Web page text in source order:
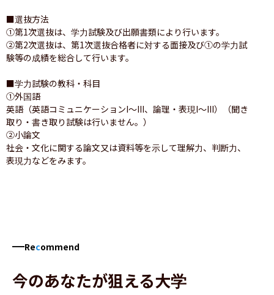
■選抜方法
①第1次選抜は、学力試験及び出願書類により行います。
②第2次選抜は、第1次選抜合格者に対する面接及び①の学力試
験等の成績を総合して行います。
■学力試験の教科・科目
①外国語
英語（英語コミュニケーションI〜III、論理・表現I〜III）（聞き
取り・書き取り試験は行いません。）
②小論文
社会・文化に関する論文又は資料等を示して理解力、判断力、
表現力などをみます。
Recommend
今のあなたが狙える大学